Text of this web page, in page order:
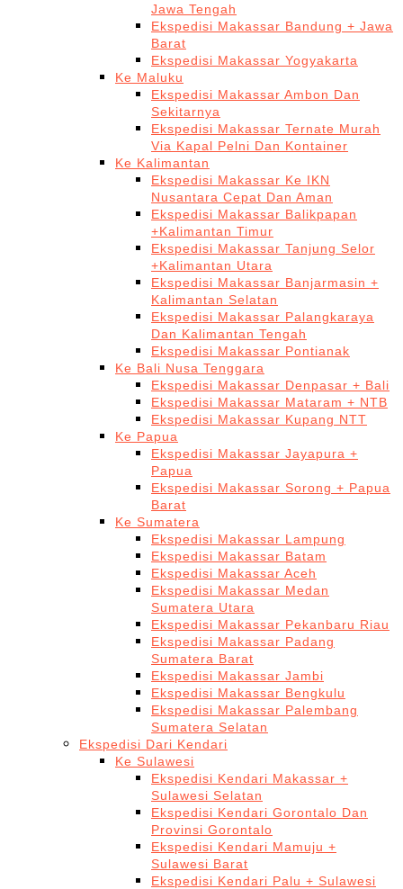
Jawa Tengah
Ekspedisi Makassar Bandung + Jawa
Barat
Ekspedisi Makassar Yogyakarta
Ke Maluku
Ekspedisi Makassar Ambon Dan
Sekitarnya
Ekspedisi Makassar Ternate Murah
Via Kapal Pelni Dan Kontainer
Ke Kalimantan
Ekspedisi Makassar Ke IKN
Nusantara Cepat Dan Aman
Ekspedisi Makassar Balikpapan
+Kalimantan Timur
Ekspedisi Makassar Tanjung Selor
+Kalimantan Utara
Ekspedisi Makassar Banjarmasin +
Kalimantan Selatan
Ekspedisi Makassar Palangkaraya
Dan Kalimantan Tengah
Ekspedisi Makassar Pontianak
Ke Bali Nusa Tenggara
Ekspedisi Makassar Denpasar + Bali
Ekspedisi Makassar Mataram + NTB
Ekspedisi Makassar Kupang NTT
Ke Papua
Ekspedisi Makassar Jayapura +
Papua
Ekspedisi Makassar Sorong + Papua
Barat
Ke Sumatera
Ekspedisi Makassar Lampung
Ekspedisi Makassar Batam
Ekspedisi Makassar Aceh
Ekspedisi Makassar Medan
Sumatera Utara
Ekspedisi Makassar Pekanbaru Riau
Ekspedisi Makassar Padang
Sumatera Barat
Ekspedisi Makassar Jambi
Ekspedisi Makassar Bengkulu
Ekspedisi Makassar Palembang
Sumatera Selatan
Ekspedisi Dari Kendari
Ke Sulawesi
Ekspedisi Kendari Makassar +
Sulawesi Selatan
Ekspedisi Kendari Gorontalo Dan
Provinsi Gorontalo
Ekspedisi Kendari Mamuju +
Sulawesi Barat
Ekspedisi Kendari Palu + Sulawesi